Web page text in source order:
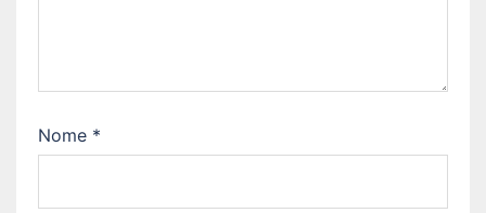
Nome *